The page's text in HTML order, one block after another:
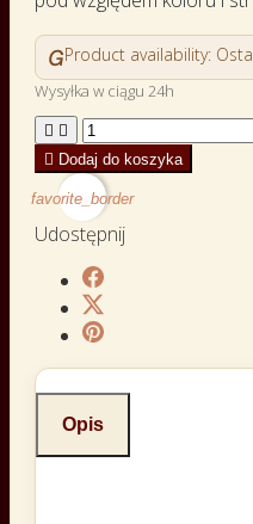
Product availability:
Wysyłka w ciągu 24h
 
 Dodaj do koszyka
favorite_border
Udostępnij
Opis